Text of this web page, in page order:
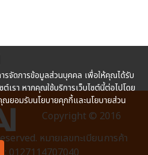
Copyright © 2016
หมายเลขทะเบียนการค้า
รจัดการข้อมูลส่วนบุคคล เพื่อให้คุณได้รับ
เรา หากคุณใช้บริการเว็บไซต์นี้ต่อไปโดย
ยอมรับนโยบายคุกกี้และนโยบายส่วน